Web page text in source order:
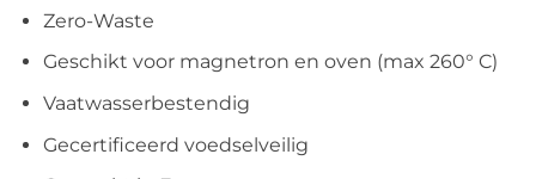
Zero-Waste
Geschikt voor magnetron en oven (max 260° C)
Vaatwasserbestendig
Gecertificeerd voedselveilig